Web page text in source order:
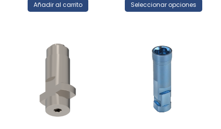
Añadir al carrito Seleccionar opciones